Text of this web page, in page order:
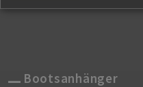
Bootsanhänger